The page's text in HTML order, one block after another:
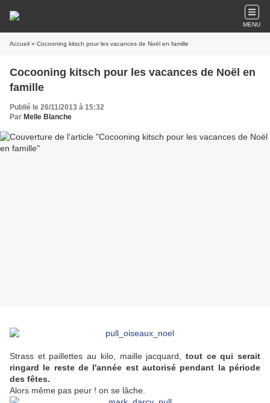
MENU
Accueil » Cocooning kitsch pour les vacances de Noël en famille
Cocooning kitsch pour les vacances de Noël en
famille
Publié le 26/11/2013 à 15:32
Par Melle Blanche
Strass et paillettes au kilo, maille jacquard, tout ce qui serait
ringard le reste de l'année est autorisé pendant la période
des fêtes.
Alors même pas peur ! on se lâche.